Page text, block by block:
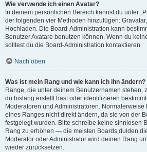
Wie verwende ich einen Avatar?
In deinem persönlichen Bereich kannst du unter
der folgenden vier Methoden hinzufügen:
Hochladen. Die Board-Administration kann
Benutzer Avatare benutzen können. Wenn du
solltest du die Board-Administration kontaktieren.
Nach oben
Was ist mein Rang und wie kann ich ihn ändern?
Ränge, die unter deinem Benutzernamen stehen,
du bislang erstellt hast oder identifizieren
Moderatoren und Administratoren. Normalerweise
eines Ranges nicht direkt ändern, da sie von der
festgelegt wurden. Bitte schreibe keine sinnlosen
Rang zu erhöhen — die meisten Boards dulden
Moderator oder Administrator wird deinen Rang
wieder zurücksetzen.